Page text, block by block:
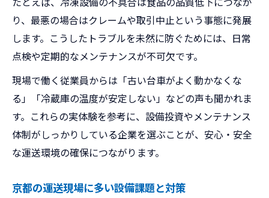
り、最悪の場合はクレームや取引中止という事態に発展
します。こうしたトラブルを未然に防ぐためには、日常
点検や定期的なメンテナンスが不可欠です。
現場で働く従業員からは「古い台車がよく動かなくな
る」「冷蔵庫の温度が安定しない」などの声も聞かれま
す。これらの実体験を参考に、設備投資やメンテナンス
体制がしっかりしている企業を選ぶことが、安心・安全
な運送環境の確保につながります。
京都の運送現場に多い設備課題と対策